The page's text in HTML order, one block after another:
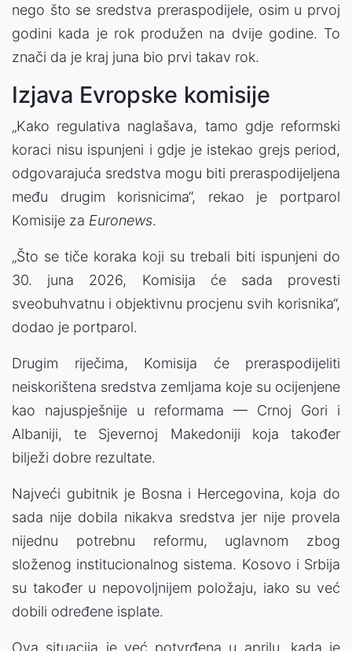
nego što se sredstva preraspodijele, osim u prvoj
godini kada je rok produžen na dvije godine. To
znači da je kraj juna bio prvi takav rok.
Izjava Evropske komisije
„Kako regulativa naglašava, tamo gdje reformski
koraci nisu ispunjeni i gdje je istekao grejs period,
odgovarajuća sredstva mogu biti preraspodijeljena
među drugim korisnicima“, rekao je portparol
Komisije za Euronews.
„Što se tiče koraka koji su trebali biti ispunjeni do
30. juna 2026, Komisija će sada provesti
sveobuhvatnu i objektivnu procjenu svih korisnika“,
dodao je portparol.
Drugim riječima, Komisija će preraspodijeliti
neiskorištena sredstva zemljama koje su ocijenjene
kao najuspješnije u reformama — Crnoj Gori i
Albaniji, te Sjevernoj Makedoniji koja također
bilježi dobre rezultate.
Najveći gubitnik je Bosna i Hercegovina, koja do
sada nije dobila nikakva sredstva jer nije provela
nijednu potrebnu reformu, uglavnom zbog
složenog institucionalnog sistema. Kosovo i Srbija
su također u nepovoljnijem položaju, iako su već
dobili određene isplate.
Ova situacija je već potvrđena u aprilu, kada je